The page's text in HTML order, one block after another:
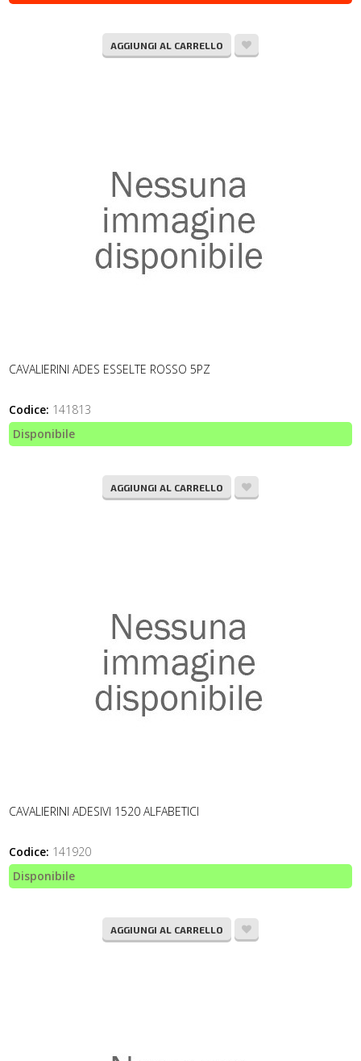
AGGIUNGI AL CARRELLO
CAVALIERINI ADES ESSELTE ROSSO 5PZ
Codice: 141813
Disponibile
AGGIUNGI AL CARRELLO
CAVALIERINI ADESIVI 1520 ALFABETICI
Codice: 141920
Disponibile
AGGIUNGI AL CARRELLO